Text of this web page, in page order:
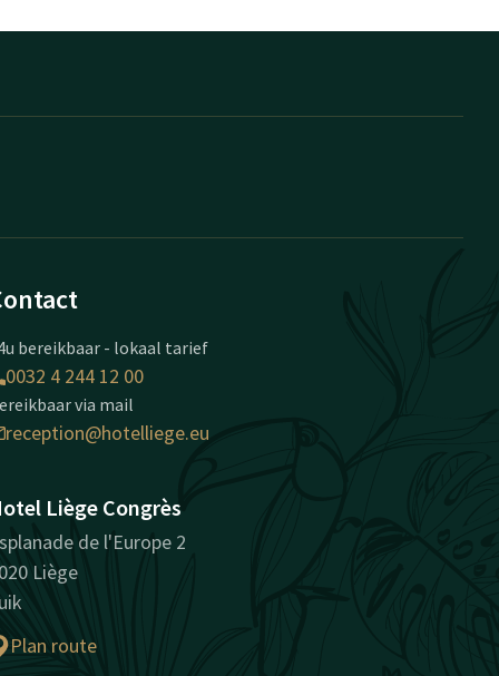
bereikbaar - lokaal tarief
0032 4 244 12 00
via mail
reception@hotelliege.eu
Liège Congrès
de l'Europe 2
Liège
Plan route